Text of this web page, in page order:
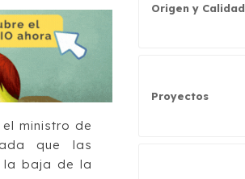
ministro de
que las
la baja de la
Origen y Calidad
Proyectos